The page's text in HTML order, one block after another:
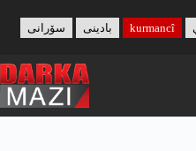
content
بادینی سۆرانی kurmancî